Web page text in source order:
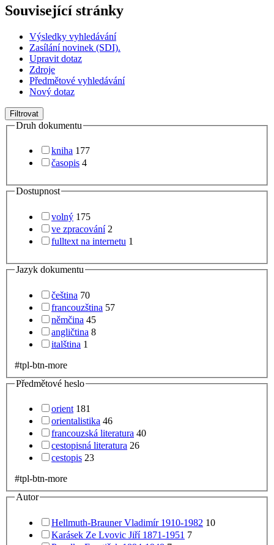
Související stránky
Výsledky vyhledávání
Zasílání novinek (SDI).
Upravit dotaz
Zdroje
Předmětové vyhledávání
Nový dotaz
Filtrovat
Druh dokumentu
kniha 177
časopis 4
Dostupnost
volný 175
ve zpracování 2
fulltext na internetu 1
Jazyk dokumentu
čeština 70
francouzština 57
němčina 45
angličtina 8
italština 1
#tpl-btn-more
Předmětové heslo
orient 181
orientalistika 46
francouzská literatura 40
cestopisná literatura 26
cestopis 23
#tpl-btn-more
Autor
Hellmuth-Brauner Vladimír 1910-1982 10
Karásek Ze Lvovic Jiří 1871-1951 7